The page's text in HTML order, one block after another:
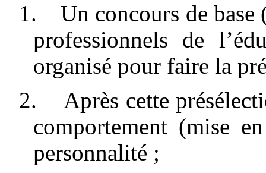
1.
Un concours de
professionnels de
organisé pour faire la
2.
Après cette
comportement (mise
personnalité ;